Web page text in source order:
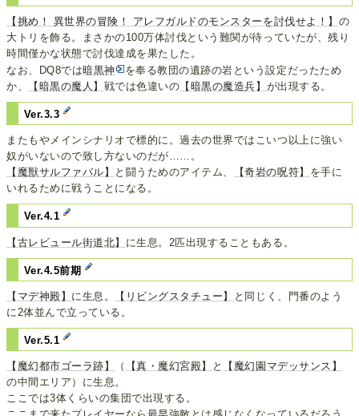
【挑め！ 異世界の冒険！ アレフガルドのモンスターを討伐せよ！】 の
大トリを飾る。まさかの100万体討伐という難関が待っていたが、残り
時間僅かな状態で討伐達成を果たした。
なお、DQ8では暗黒神
を奉る教団の遺跡の岩という設定だったため
か、
【暗黒の魔人】 戦では色違いの 【暗黒の魔造兵】 が出現する。
Ver.3.3
またもやメインシナリオで標的に。過去の世界ではこいつ以上に強い
奴がいないので致し方ないのだが……。
【魔獣サルファバル】
と闘うためのアイテム、 【奇岩の呪符】 を手に
いれるために戦うことになる。
Ver.4.1
【古レビュール街道北】 に生息。2匹出現することもある。
Ver.4.5前期
【マデ神殿】 に生息。 【リビングスタチュー】
と同じく、門番のよう
に2体並んで立っている。
Ver.5.1
【魔幻都市ゴーラ跡】 （ 【真・魔幻宮殿】 と
【魔幻園マデッサンス】
の中間エリア）に生息。
ここでは3体くらいの集団で出現する。